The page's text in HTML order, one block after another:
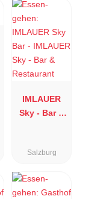
IMLAUER
Sky - Bar &
Salzburg